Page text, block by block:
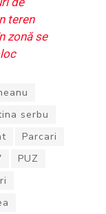
teren
zonă se
serbu
Parcari
PUZ